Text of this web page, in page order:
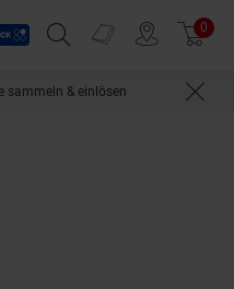
Suchfeld einblenden
Prospekte 0
sammeln & einlösen